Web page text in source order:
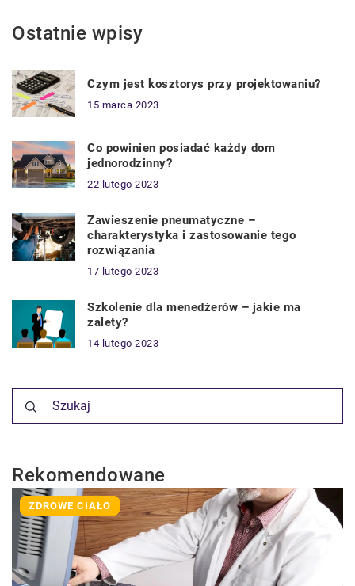
Ostatnie wpisy
Czym jest kosztorys przy projektowaniu?
15 marca 2023
Co powinien posiadać każdy dom
jednorodzinny?
22 lutego 2023
Zawieszenie pneumatyczne –
charakterystyka i zastosowanie tego
rozwiązania
17 lutego 2023
Szkolenie dla menedżerów – jakie ma
zalety?
14 lutego 2023
Rekomendowane
ZDROWE CIAŁO